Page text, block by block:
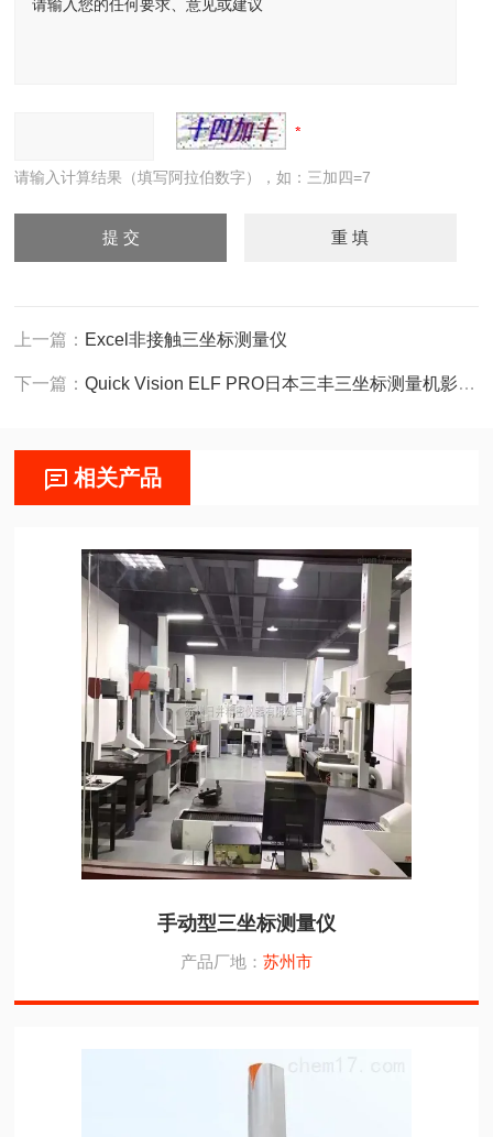
请输入计算结果（填写阿拉伯数字），如：三加四=7
上一篇： Excel非接触三坐标测量仪
下一篇：Quick Vision ELF PRO日本三丰三坐标测量机影像扫描仪
相关产品
手动型三坐标测量仪
产品厂地： 苏州市